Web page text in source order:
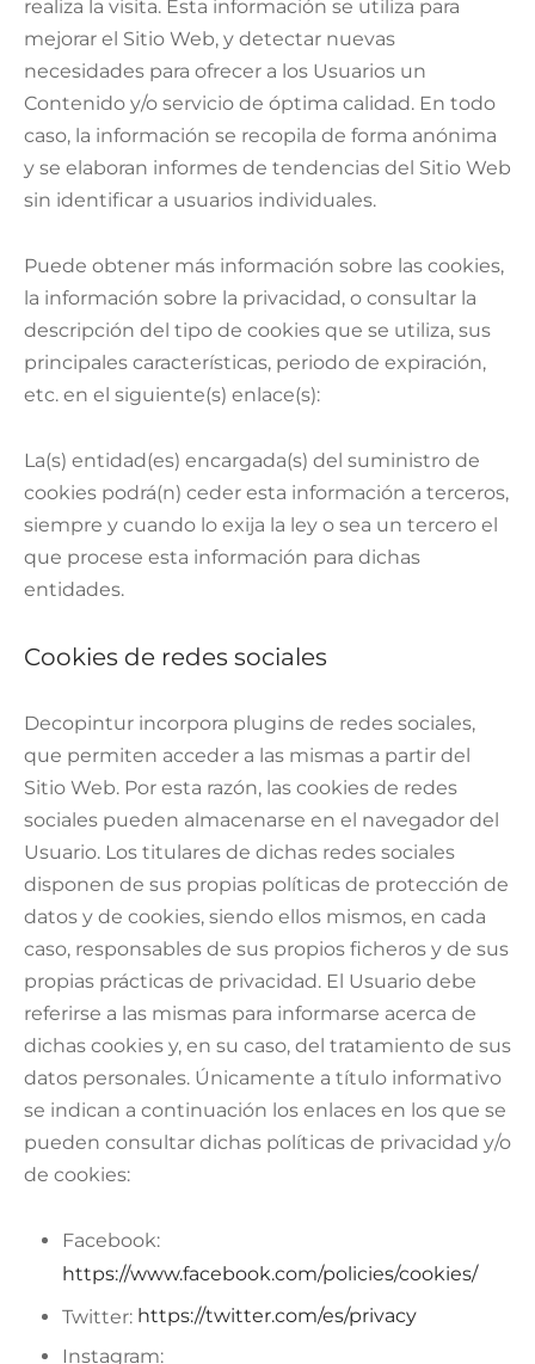
realiza la visita. Esta información se utiliza para
mejorar el Sitio Web, y detectar nuevas
necesidades para ofrecer a los Usuarios un
Contenido y/o servicio de óptima calidad. En todo
caso, la información se recopila de forma anónima
y se elaboran informes de tendencias del Sitio Web
sin identificar a usuarios individuales.
Puede obtener más información sobre las cookies,
la información sobre la privacidad, o consultar la
descripción del tipo de cookies que se utiliza, sus
principales características, periodo de expiración,
etc. en el siguiente(s) enlace(s):
La(s) entidad(es) encargada(s) del suministro de
cookies podrá(n) ceder esta información a terceros,
siempre y cuando lo exija la ley o sea un tercero el
que procese esta información para dichas
entidades.
Cookies de redes sociales
Decopintur incorpora plugins de redes sociales,
que permiten acceder a las mismas a partir del
Sitio Web. Por esta razón, las cookies de redes
sociales pueden almacenarse en el navegador del
Usuario. Los titulares de dichas redes sociales
disponen de sus propias políticas de protección de
datos y de cookies, siendo ellos mismos, en cada
caso, responsables de sus propios ficheros y de sus
propias prácticas de privacidad. El Usuario debe
referirse a las mismas para informarse acerca de
dichas cookies y, en su caso, del tratamiento de sus
datos personales. Únicamente a título informativo
se indican a continuación los enlaces en los que se
pueden consultar dichas políticas de privacidad y/o
de cookies:
Facebook:
https://www.facebook.com/policies/cookies/
Twitter: https://twitter.com/es/privacy
Instagram: